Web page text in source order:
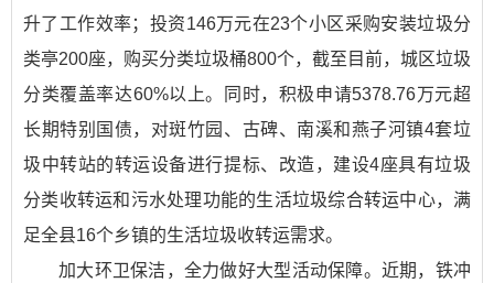
升了工作效率；投资146万元在23个小区采购安装垃圾分
类亭200座，购买分类垃圾桶800个，截至目前，城区垃圾
分类覆盖率达60%以上。同时，积极申请5378.76万元超
长期特别国债，对斑竹园、古碑、南溪和燕子河镇4套垃
圾中转站的转运设备进行提标、改造，建设4座具有垃圾
分类收转运和污水处理功能的生活垃圾综合转运中心，满
足全县16个乡镇的生活垃圾收转运需求。
加大环卫保洁，全力做好大型活动保障。近期，铁冲